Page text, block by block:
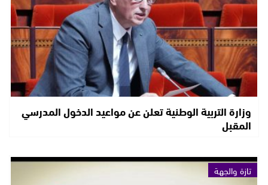
وزارة التربية الوطنية تعلن عن مواعيد الدخول المدرسي
المقبل
تازة والجهة